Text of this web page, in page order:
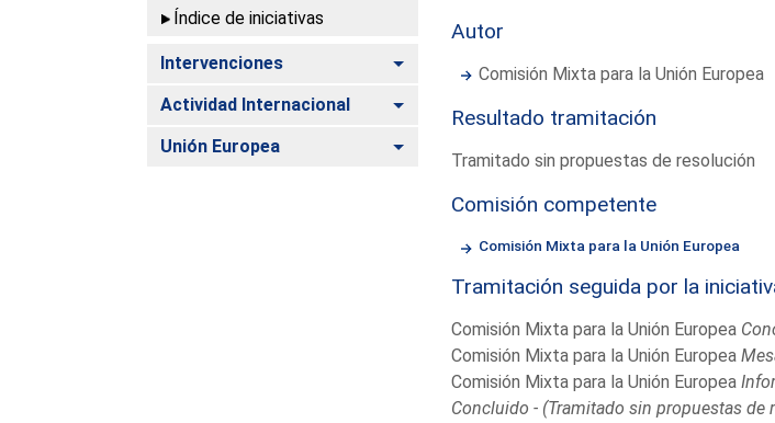
Índice de iniciativas
Intervenciones Alternar
Actividad Internacional Alternar
Unión Europea Alternar
Autor
Comisión Mixta para la Unión Europea
Resultado tramitación
Tramitado sin propuestas de resolución
Comisión competente
Comisión Mixta para la Unión Europea
Tramitación seguida por la
Comisión Mixta para la Unión Europea
Comisión Mixta para la Unión Europea
Comisión Mixta para la Unión Europea
Concluido - (Tramitado sin propuestas de